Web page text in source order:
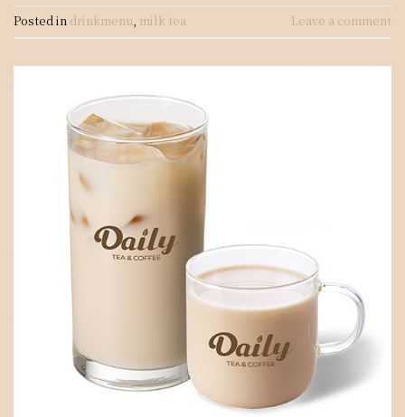
Posted in drinkmenu, milk tea Leave a comment